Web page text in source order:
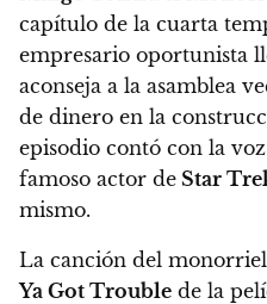
capítulo de la cuarta
empresario oportunista
aconseja a la asamblea
de dinero en la
episodio contó con la
famoso actor de Star
mismo.
La canción del
Ya Got Trouble de la